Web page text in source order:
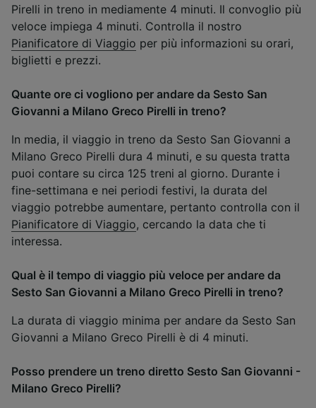
Pirelli in treno in mediamente 4 minuti. Il convoglio più
veloce impiega 4 minuti. Controlla il nostro
Pianificatore di Viaggio per più informazioni su orari,
biglietti e prezzi.
Quante ore ci vogliono per andare da Sesto San
Giovanni a Milano Greco Pirelli in treno?
In media, il viaggio in treno da Sesto San Giovanni a
Milano Greco Pirelli dura 4 minuti, e su questa tratta
puoi contare su circa 125 treni al giorno. Durante i
fine-settimana e nei periodi festivi, la durata del
viaggio potrebbe aumentare, pertanto controlla con il
Pianificatore di Viaggio, cercando la data che ti
interessa.
Qual è il tempo di viaggio più veloce per andare da
Sesto San Giovanni a Milano Greco Pirelli in treno?
La durata di viaggio minima per andare da Sesto San
Giovanni a Milano Greco Pirelli è di 4 minuti.
Posso prendere un treno diretto Sesto San Giovanni -
Milano Greco Pirelli?